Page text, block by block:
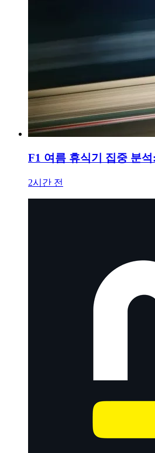
F1 여름 휴식기 집중 분
2시간 전